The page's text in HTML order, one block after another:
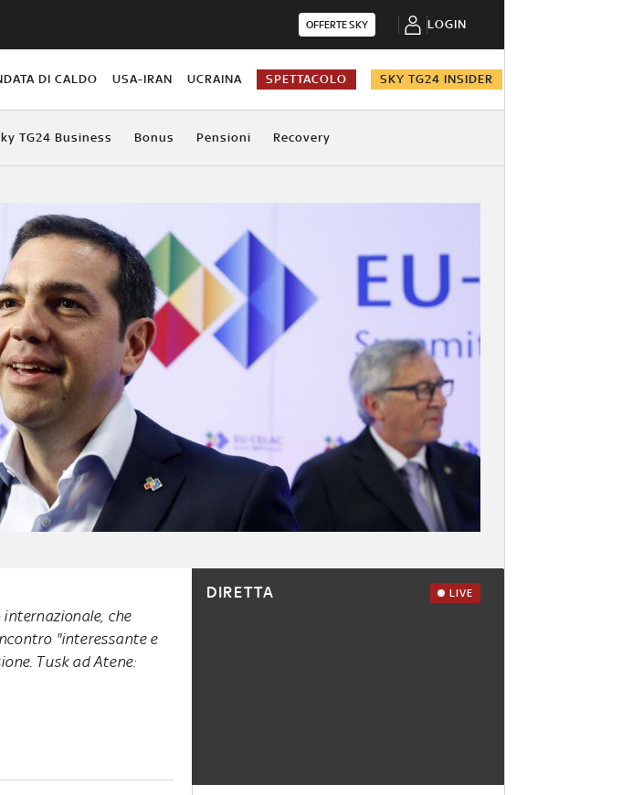
OFFERTE SKY LOGIN
DI CALDO USA-IRAN UCRAINA SPETTACOLO SKY TG24 INSIDER
TG24 Business Bonus Pensioni Recovery
che
"interessante e
Tusk ad Atene:
DIRETTA LIVE